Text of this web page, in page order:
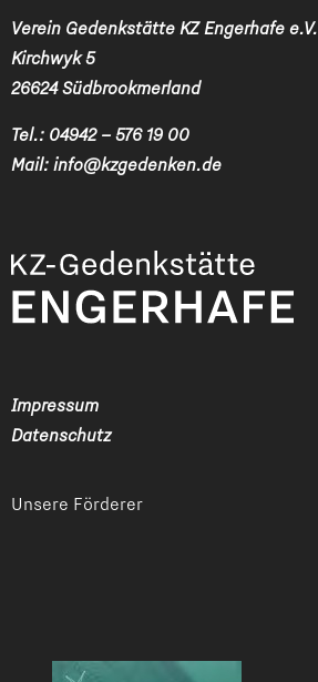
Verein Gedenkstätte KZ Engerhafe e.V.
Kirchwyk 5
26624 Südbrookmerland
Tel.: 04942 – 576 19 00
Mail: info@kzgedenken.de
Impressum
Datenschutz
Unsere Förderer